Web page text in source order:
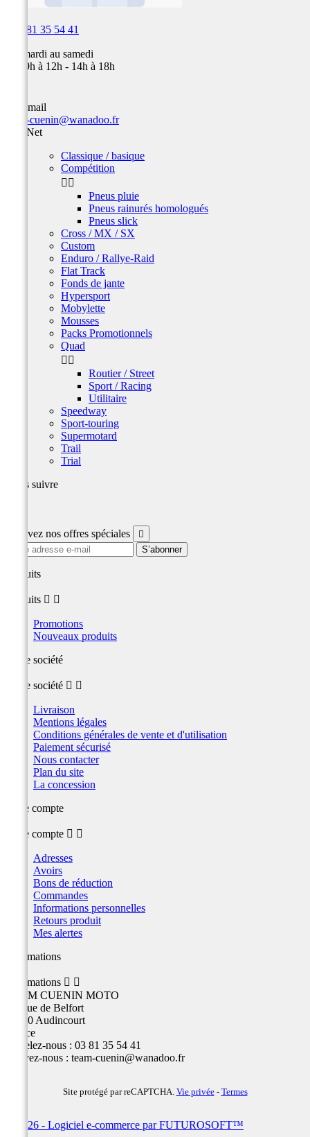
03 81 35 54 41
Du mardi au samedi
de 09h à 12h - 14h à 18h
Par email
team-cuenin@wanadoo.fr
Prix Net
Classique / basique
Compétition
 
Pneus pluie
Pneus rainurés homologués
Pneus slick
Cross / MX / SX
Custom
Enduro / Rallye-Raid
Flat Track
Fonds de jante
Hypersport
Mobylette
Mousses
Packs Promotionnels
Quad
 
Routier / Street
Sport / Racing
Utilitaire
Speedway
Sport-touring
Supermotard
Trail
Trial
Nous suivre
Recevez nos offres spéciales 
produits
produits  
Promotions
Nouveaux produits
Notre société
Notre société  
Livraison
Mentions légales
Conditions générales de vente et d'utilisation
Paiement sécurisé
Nous contacter
Plan du site
La concession
Votre compte
Votre compte  
Adresses
Avoirs
Bons de réduction
Commandes
Informations personnelles
Retours produit
Mes alertes
Informations
Informations  
TEAM CUENIN MOTO
26 Rue de Belfort
25400 Audincourt
France
Appelez-nous : 03 81 35 54 41
Écrivez-nous : team-cuenin@wanadoo.fr
Site protégé par reCAPTCHA. Vie privée- Termes
© 2026 - Logiciel e-commerce par FUTUROSOFT™